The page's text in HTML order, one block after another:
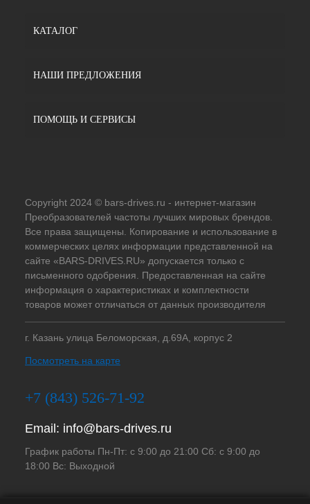
КАТАЛОГ
НАШИ ПРЕДЛОЖЕНИЯ
ПОМОЩЬ И СЕРВИСЫ
Copyright 2024 © bars-drives.ru - интернет-магазин
Преобразователей частоты лучших мировых брендов.
Все права защищены. Копирование и использование в
коммерческих целях информации представленной на
сайте «BARS-DRIVES.RU» допускается только с
письменного одобрения. Предоставленная на сайте
информация о характеристиках и комплектности
товаров может отличаться от данных производителя
г. Казань улица Беломорская, д.69А, корпус 2
Посмотреть на карте
+7 (843) 526-71-92
Email: info@bars-drives.ru
График работы Пн-Пт: с 9:00 до 21:00 Сб: с 9:00 до
18:00 Вс: Выходной